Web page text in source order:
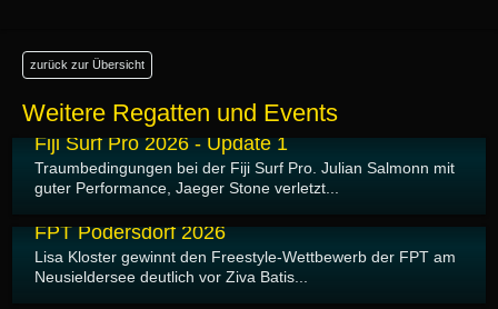
Weitere Regatten und Events
zurück zur Übersicht
10.06.2026
Fiji Surf Pro 2026 - Update 1
Traumbedingungen bei der Fiji Surf Pro. Julian Salmonn mit
guter Performance, Jaeger Stone verletzt...
FPT Podersdorf 2026
Lisa Kloster gewinnt den Freestyle-Wettbewerb der FPT am
Neusieldersee deutlich vor Ziva Batis...